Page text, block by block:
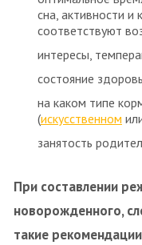
сна, активности и
соответствуют
интересы,
состояние
на каком типе
(искусственном
занятость
При составлении
новорожденного,
такие